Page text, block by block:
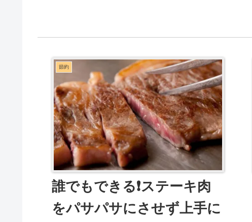
節約
誰でもできる❗️ステーキ肉
をパサパサにさせず上手に